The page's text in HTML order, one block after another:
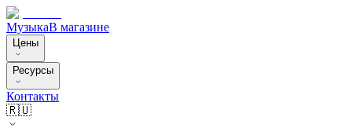
МузыкаВ магазине
Цены
Ресурсы
Контакты
🇷🇺